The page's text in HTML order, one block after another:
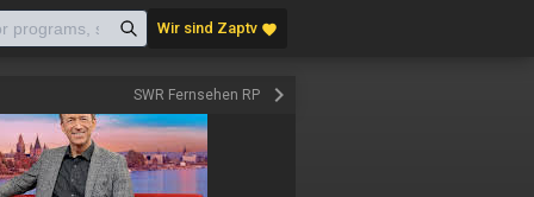
Wir sind Zaptv favorite
SWR Fernsehen RP keyboard_arrow_right